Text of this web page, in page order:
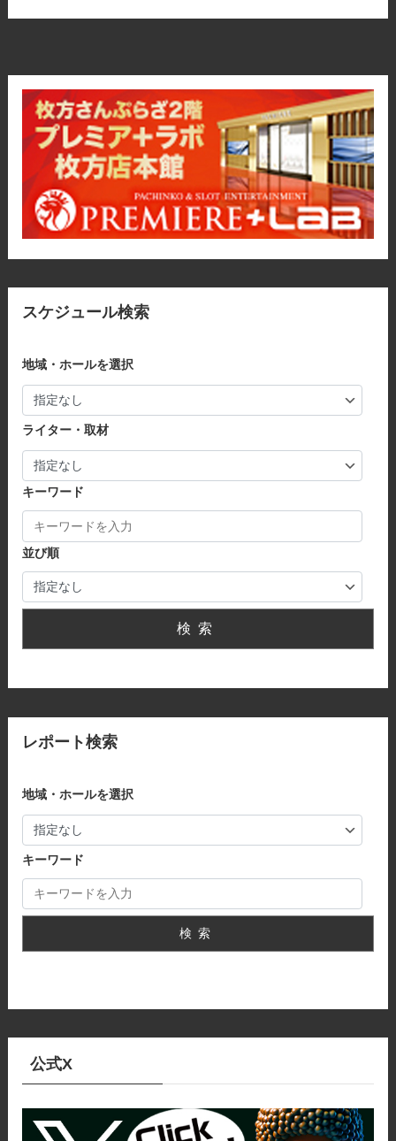
スケジュール検索
地域・ホールを選択
ライター・取材
キーワード
並び順
検索
レポート検索
地域・ホールを選択
キーワード
検索
公式X